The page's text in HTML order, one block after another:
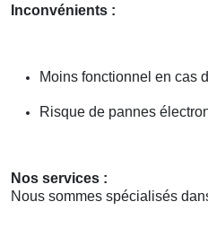
Inconvénients :
Moins fonctionnel en cas
Risque de pannes
Nos services :
Nous sommes spécialisés